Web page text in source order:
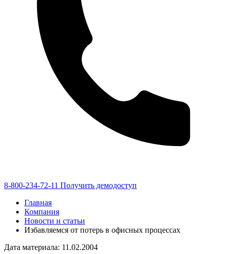
8-800-234-72-11 Получить демодоступ
Главная
Компания
Новости и статьи
Избавляемся от потерь в офисных процессах
Дата материала: 11.02.2004